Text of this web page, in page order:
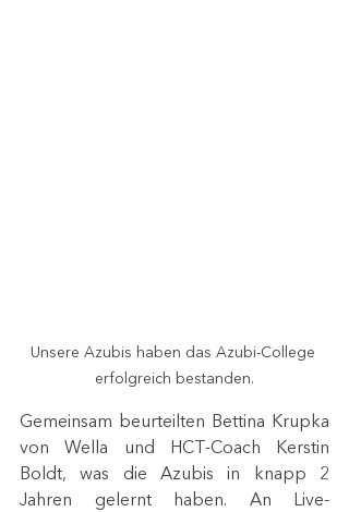
Unsere Azubis haben das Azubi-College
erfolgreich bestanden.
Gemeinsam beurteilten Bettina Krupka
von Wella und HCT-Coach Kerstin
Boldt, was die Azubis in knapp 2
Jahren gelernt haben. An Live-